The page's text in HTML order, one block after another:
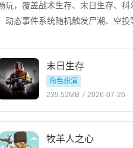
玩，覆盖战术生存、末日生存、
动态事件系统随机触发尸潮、空
末日生存
角色扮演
239.52MB / 2026-07-26
牧羊人之心